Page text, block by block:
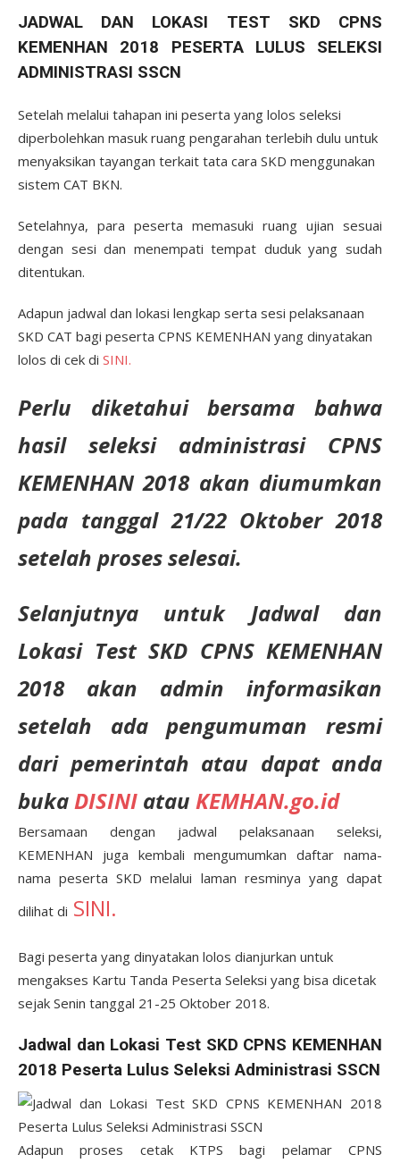
JADWAL DAN LOKASI TEST SKD CPNS
KEMENHAN 2018 PESERTA LULUS SELEKSI
ADMINISTRASI SSCN
Setelah melalui tahapan ini peserta yang lolos seleksi
diperbolehkan masuk ruang pengarahan terlebih dulu untuk
menyaksikan tayangan terkait tata cara SKD menggunakan
sistem CAT BKN.
Setelahnya, para peserta memasuki ruang ujian sesuai
dengan sesi dan menempati tempat duduk yang sudah
ditentukan.
Adapun jadwal dan lokasi lengkap serta sesi pelaksanaan
SKD CAT bagi peserta CPNS KEMENHAN yang dinyatakan
lolos di cek di SINI.
Perlu diketahui bersama bahwa
hasil seleksi administrasi CPNS
KEMENHAN 2018 akan diumumkan
pada tanggal 21/22 Oktober 2018
setelah proses selesai.
Selanjutnya untuk Jadwal dan
Lokasi Test SKD CPNS KEMENHAN
2018 akan admin informasikan
setelah ada pengumuman resmi
dari pemerintah atau dapat anda
bukaDISINI atau KEMHAN.go.id
Bersamaan dengan jadwal pelaksanaan seleksi,
KEMENHAN juga kembali mengumumkan daftar nama-
nama peserta SKD melalui laman resminya yang dapat
dilihat di SINI.
Bagi peserta yang dinyatakan lolos dianjurkan untuk
mengakses Kartu Tanda Peserta Seleksi yang bisa dicetak
sejak Senin tanggal 21-25 Oktober 2018.
Jadwal dan Lokasi Test SKD CPNS KEMENHAN
2018 Peserta Lulus Seleksi Administrasi SSCN
Adapun proses cetak KTPS bagi pelamar CPNS